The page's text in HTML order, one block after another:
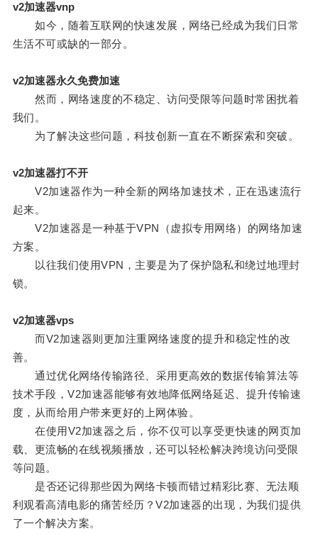
v2加速器vnp
如今，随着互联网的快速发展，网络已经成为我们日常
生活不可或缺的一部分。
v2加速器永久免费加速
然而，网络速度的不稳定、访问受限等问题时常困扰着
我们。
为了解决这些问题，科技创新一直在不断探索和突破。
v2加速器打不开
V2加速器作为一种全新的网络加速技术，正在迅速流行
起来。
V2加速器是一种基于VPN（虚拟专用网络）的网络加速
方案。
以往我们使用VPN，主要是为了保护隐私和绕过地理封
锁。
v2加速器vps
而V2加速器则更加注重网络速度的提升和稳定性的改
善。
通过优化网络传输路径、采用更高效的数据传输算法等
技术手段，V2加速器能够有效地降低网络延迟、提升传输速
度，从而给用户带来更好的上网体验。
在使用V2加速器之后，你不仅可以享受更快速的网页加
载、更流畅的在线视频播放，还可以轻松解决跨境访问受限
等问题。
是否还记得那些因为网络卡顿而错过精彩比赛、无法顺
利观看高清电影的痛苦经历？V2加速器的出现，为我们提供
了一个解决方案。